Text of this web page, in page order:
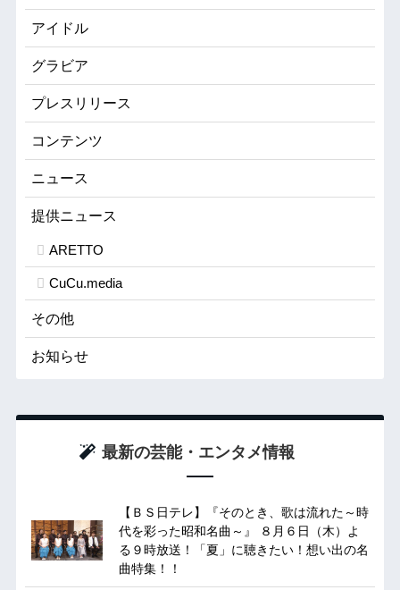
アイドル
グラビア
プレスリリース
コンテンツ
ニュース
提供ニュース
ARETTO
CuCu.media
その他
お知らせ
最新の芸能・エンタメ情報
【ＢＳ日テレ】『そのとき、歌は流れた～時
代を彩った昭和名曲～』 ８月６日（木）よ
る９時放送！「夏」に聴きたい！想い出の名
曲特集！！